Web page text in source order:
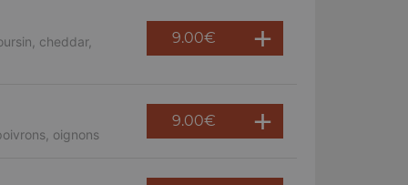
cheddar,
9.00€
oignons
9.00€